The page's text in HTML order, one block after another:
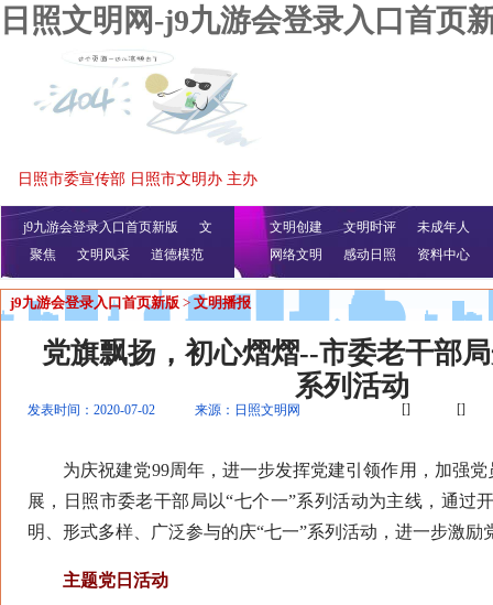
日照文明网-j9九游会登录入口首页
日照市委宣传部 日照市文明办 主办
j9九游会登录入口首页新版
文
明播报
公益视频
聚焦 文明风采 道德模范
文明创建 文明时评
未成年人
网络文明
感动日照 资料中心
j9九游会登录入口首页新版 > 文明播报
党旗飘扬，初心熠熠--市委老干部
系列活动
发表时间：2020-07-02 来源：日照文明网 [] []
为庆祝建党99周年，进一步发挥党建引领作用，加强党
展，日照市委老干部局以“七个一”系列活动为主线，通
明、形式多样、广泛参与的庆“七一”系列活动，进一步激
主题党日活动